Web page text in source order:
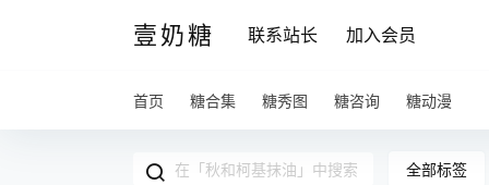
壹奶糖 联系站长 加入会员
首页 糖合集 糖秀图 糖咨询 糖动漫
全部标签